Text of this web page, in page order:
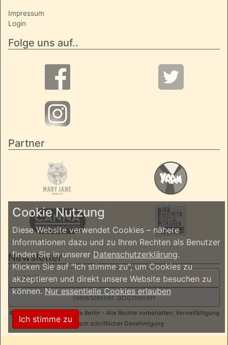
Impressum
Login
Folge uns auf..
Partner
Newsletter
Newsletter abonieren
© 2026 ReggaeInBerlin.de Berlin - Alle Rechte vorbehalten. Vervielfältigung
nur nach schriftlicher Genehmigung
Cookie Nutzung
Diese Website verwendet Cookies – nähere
Informationen dazu und zu Ihren Rechten als Benutzer
finden Sie in unserer Datenschutzerklärung.
Klicken Sie auf "Ich stimme zu", um Cookies zu
akzeptieren und direkt unsere Website besuchen zu
können.Nur essentielle Cookies erlauben
Ich stimme zu